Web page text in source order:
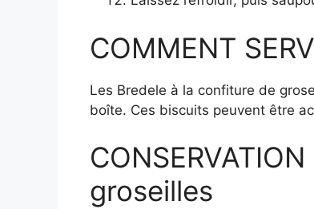
COMMENT
Les Bredele à la confiture de
boîte. Ces biscuits peuvent être
groseilles